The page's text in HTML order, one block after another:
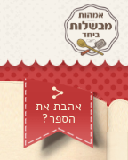
אהבת את
הספר?